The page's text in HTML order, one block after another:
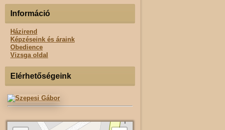
Információ
Házirend
Képzéseink és áraink
Obedience
Vizsga oldal
Elérhetőségeink